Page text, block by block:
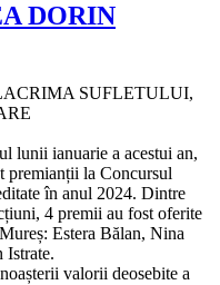
DORIN
SUFLETULUI,
ianuarie a acestui an,
premianții la Concursul
în anul 2024. Dintre
4 premii au fost oferite
Estera Bălan, Nina
Istrate.
valorii deosebite a